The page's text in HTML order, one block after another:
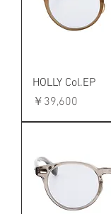
HOLLY Col.EP
価格
￥39,600